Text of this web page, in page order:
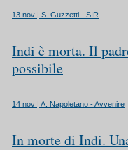
13 nov | S. Guzzetti - SIR
Indi è morta. Il
possibile
14 nov | A. Napoletano - Avvenire
In morte di Indi.